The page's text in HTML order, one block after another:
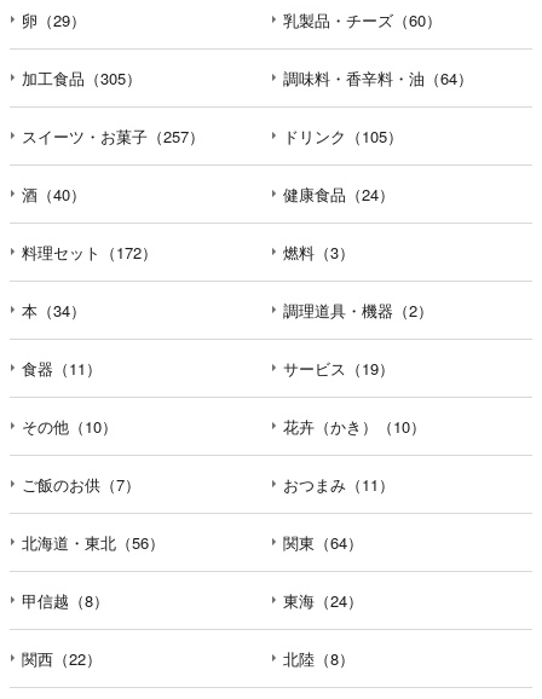
卵（29） 乳製品・チーズ（60）
加工食品（305） 調味料・香辛料・油（64）
スイーツ・お菓子（257） ドリンク（105）
酒（40） 健康食品（24）
料理セット（172） 燃料（3）
本（34） 調理道具・機器（2）
食器（11） サービス（19）
その他（10） 花卉（かき）（10）
ご飯のお供（7） おつまみ（11）
北海道・東北（56） 関東（64）
甲信越（8） 東海（24）
関西（22） 北陸（8）